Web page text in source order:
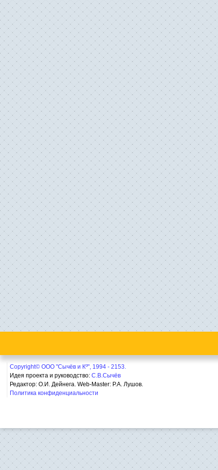
Copyright© ООО "Сычёв и Кº", 1994 - 2153.
Идея проекта и руководство: С.В.Сычёв
Редактор: О.И. Дейнега. Web-Master: Р.А. Лушов.
Политика конфиденциальности